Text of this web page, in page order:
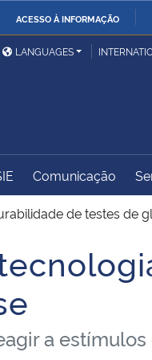
ACESSO À INFORMAÇÃO
das Relações
Geral da
Central do Brasil
LANGUAGES
Comunicação
de testes de
a